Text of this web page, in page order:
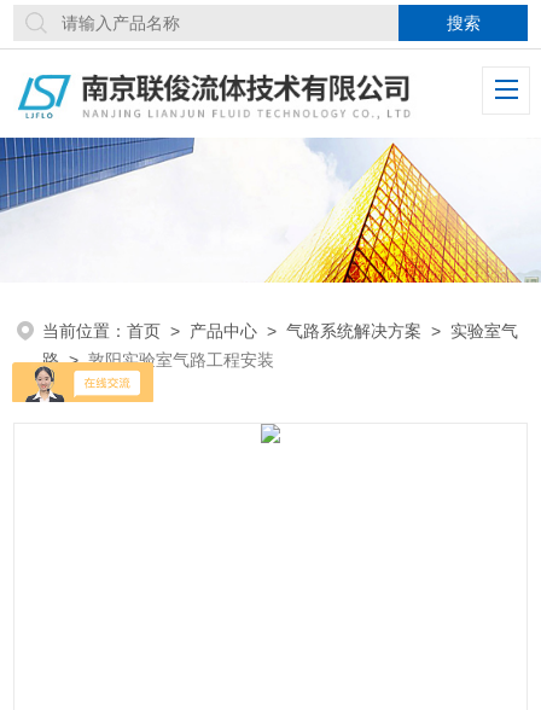
当前位置：首页 > 产品中心 >气路系统解决方案 > 实验室气
路>敦阳实验室气路工程安装